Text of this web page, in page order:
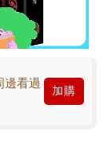
看過
加購